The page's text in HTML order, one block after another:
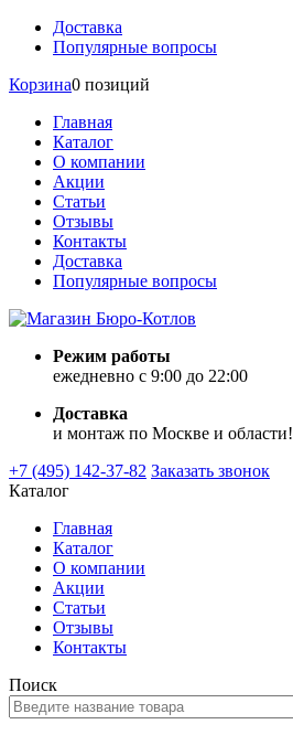
Доставка
Популярные вопросы
Корзина0 позиций
Главная
Каталог
О компании
Акции
Статьи
Отзывы
Контакты
Доставка
Популярные вопросы
Режим работы
ежедневно с 9:00 до 22:00
Доставка
и монтаж по Москве и области!
+7 (495) 142-37-82 Заказать звонок
Каталог
Главная
Каталог
О компании
Акции
Статьи
Отзывы
Контакты
Поиск